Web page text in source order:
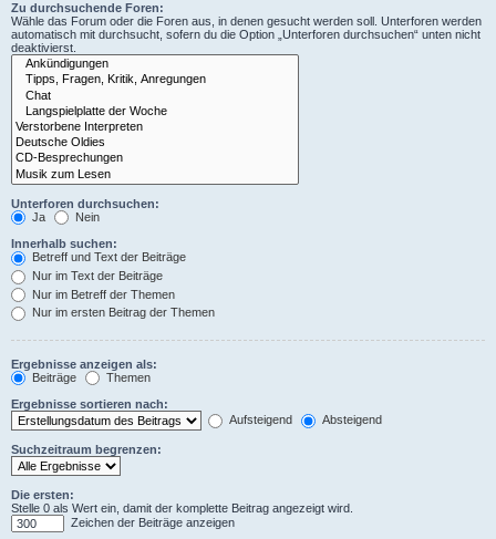
Zu durchsuchende Foren:
Wähle das Forum oder die Foren aus, in denen gesucht werden soll. Unterforen werden
automatisch mit durchsucht, sofern du die Option „Unterforen durchsuchen“ unten nicht
deaktivierst.
Unterforen durchsuchen:
Ja
Nein
Innerhalb suchen:
Betreff und Text der Beiträge
Nur im Text der Beiträge
Nur im Betreff der Themen
Nur im ersten Beitrag der Themen
Ergebnisse anzeigen als:
Beiträge
Themen
Ergebnisse sortieren nach:
Aufsteigend
Absteigend
Suchzeitraum begrenzen:
Die ersten:
Stelle 0 als Wert ein, damit der komplette Beitrag angezeigt wird.
Zeichen der Beiträge anzeigen